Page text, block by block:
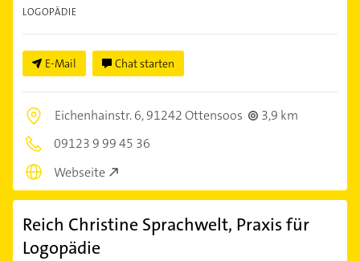
LOGOPÄDIE
E-Mail Chat starten
Eichenhainstr. 6,91242 Ottensoos
3,9 km
09123 9 99 45 36
Webseite
Reich Christine Sprachwelt, Praxis für
Logopädie